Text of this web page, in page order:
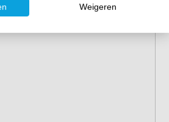
Weigeren